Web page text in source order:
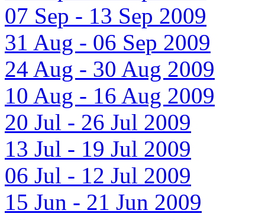
07 Sep - 13 Sep 2009
31 Aug - 06 Sep 2009
24 Aug - 30 Aug 2009
10 Aug - 16 Aug 2009
20 Jul - 26 Jul 2009
13 Jul - 19 Jul 2009
06 Jul - 12 Jul 2009
15 Jun - 21 Jun 2009